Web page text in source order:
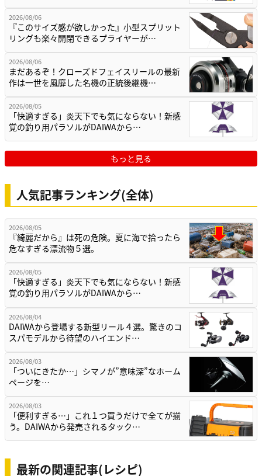
2026/08/06
『このサイズ感が欲しかった』小型スプリット
リングも楽々開閉できるプライヤーが…
2026/08/06
まだあるぞ！クローズドフェイスリールの最新
作は一世を風靡した名機の正統後継機…
2026/08/05
「快適すぎる」炎天下でも気にならない！新感
覚の釣り用パラソルがDAIWAから…
もっと見る
人気記事ランキング(全体)
2026/08/05
『綺麗だから』は死の危険。夏に海で拾ったら
危なすぎる漂流物５選。
2026/08/05
「快適すぎる」炎天下でも気にならない！新感
覚の釣り用パラソルがDAIWAから…
2026/08/04
DAIWAから登場する新型リール４選。驚きのコ
スパモデルから待望のハイエンド…
2026/08/03
「ついにきたか…」シマノが”意味深”なホーム
ページを…
2026/08/03
「便利すぎる…」これ１つ買うだけで全てが揃
う。DAIWAから発売されるタック…
最新の関連記事(レシピ)